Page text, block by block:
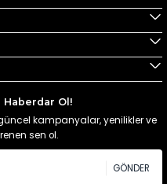
Haberdar Ol!
kampanyalar, yenilikler ve
sen ol.
GÖNDER